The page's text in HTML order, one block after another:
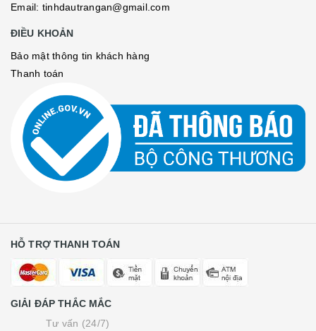
Email: tinhdautrangan@gmail.com
ĐIỀU KHOẢN
Bảo mật thông tin khách hàng
Thanh toán
HỖ TRỢ THANH TOÁN
GIẢI ĐÁP THẮC MẮC
Tư vấn (24/7)